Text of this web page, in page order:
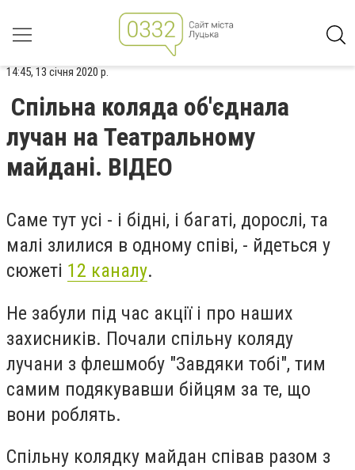
14:45, 13 січня 2020 р.
Спільна коляда об'єднала
лучан на Театральному
майдані. ВІДЕО
Саме тут усі - і бідні, і багаті, дорослі, та
малі злилися в одному співі, - йдеться у
сюжеті 12 каналу.
Не забули під час акції і про наших
захисників. Почали спільну коляду
лучани з флешмобу "Завдяки тобі", тим
самим подякувавши бійцям за те, що
вони роблять.
Спільну колядку майдан співав разом з